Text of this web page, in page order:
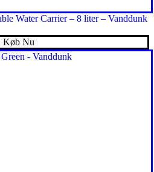
Water Carrier – 8 liter – Vanddunk
Køb Nu